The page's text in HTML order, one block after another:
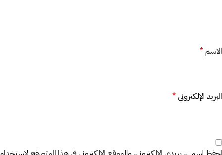
الاسم*
البريد الإلكتروني*